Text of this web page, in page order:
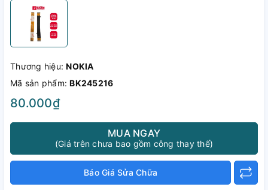
Thương hiệu:NOKIA
Mã sản phẩm:BK245216
80.000₫
MUA NGAY
(Giá trên chưa bao gồm công thay thế)
Báo Giá Sửa Chữa